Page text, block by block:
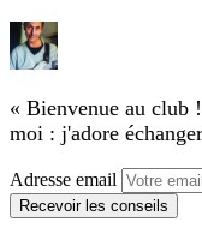
« Bienvenue au club
moi : j'adore
Adresse email
Recevoir les conseils